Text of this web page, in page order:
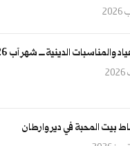
والمناسبات الدينية ــــ شهر آب 2026
بيت المحبة في دير وارطان